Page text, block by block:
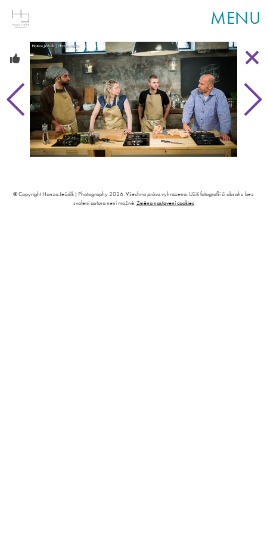
MENU
© Copyright Honza Ježdík | Photography 2026. Všechna práva vyhrazena. Užití fotografií či obsahu bez
svolení autora není možné.Změna nastavení cookies